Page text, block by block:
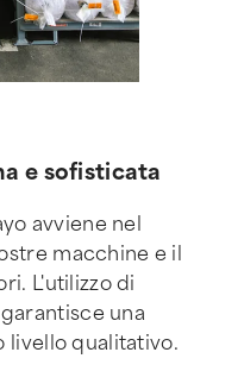
e sofisticata
avviene nel
macchine e il
L'utilizzo di
una
livello qualitativo.